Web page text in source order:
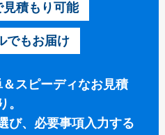
）
見積もり可能
でもお届け
スピーディなお見積
り。
び、必要事項入力する